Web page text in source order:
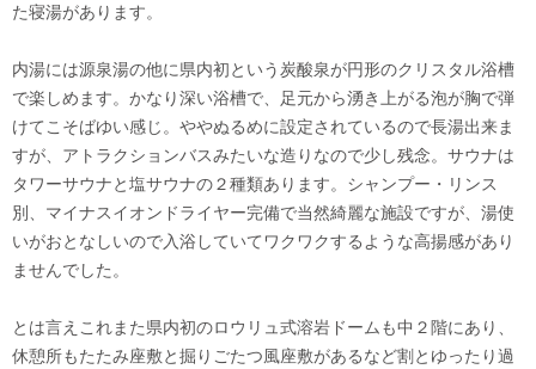
た寝湯があります。
内湯には源泉湯の他に県内初という炭酸泉が円形のクリスタル浴槽
で楽しめます。かなり深い浴槽で、足元から湧き上がる泡が胸で弾
けてこそばゆい感じ。ややぬるめに設定されているので長湯出来ま
すが、アトラクションバスみたいな造りなので少し残念。サウナは
タワーサウナと塩サウナの２種類あります。シャンプー・リンス
別、マイナスイオンドライヤー完備で当然綺麗な施設ですが、湯使
いがおとなしいので入浴していてワクワクするような高揚感があり
ませんでした。
とは言えこれまた県内初のロウリュ式溶岩ドームも中２階にあり、
休憩所もたたみ座敷と掘りごたつ風座敷があるなど割とゆったり過